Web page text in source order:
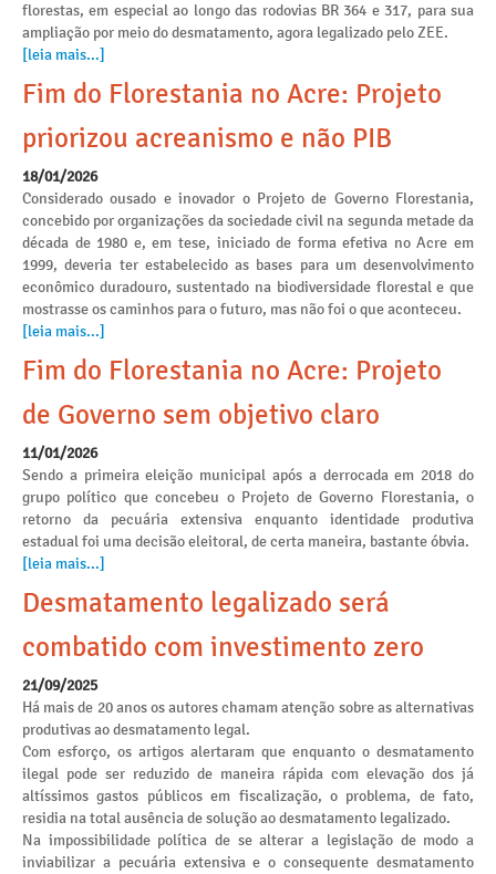
florestas, em especial ao longo das rodovias BR 364 e 317, para sua
ampliação por meio do desmatamento, agora legalizado pelo ZEE.
[leia mais...]
Fim do Florestania no Acre: Projeto
priorizou acreanismo e não PIB
18/01/2026
Considerado ousado e inovador o Projeto de Governo Florestania,
concebido por organizações da sociedade civil na segunda metade da
década de 1980 e, em tese, iniciado de forma efetiva no Acre em
1999, deveria ter estabelecido as bases para um desenvolvimento
econômico duradouro, sustentado na biodiversidade florestal e que
mostrasse os caminhos para o futuro, mas não foi o que aconteceu.
[leia mais...]
Fim do Florestania no Acre: Projeto
de Governo sem objetivo claro
11/01/2026
Sendo a primeira eleição municipal após a derrocada em 2018 do
grupo político que concebeu o Projeto de Governo Florestania, o
retorno da pecuária extensiva enquanto identidade produtiva
estadual foi uma decisão eleitoral, de certa maneira, bastante óbvia.
[leia mais...]
Desmatamento legalizado será
combatido com investimento zero
21/09/2025
Há mais de 20 anos os autores chamam atenção sobre as alternativas
produtivas ao desmatamento legal.
Com esforço, os artigos alertaram que enquanto o desmatamento
ilegal pode ser reduzido de maneira rápida com elevação dos já
altíssimos gastos públicos em fiscalização, o problema, de fato,
residia na total ausência de solução ao desmatamento legalizado.
Na impossibilidade política de se alterar a legislação de modo a
inviabilizar a pecuária extensiva e o consequente desmatamento